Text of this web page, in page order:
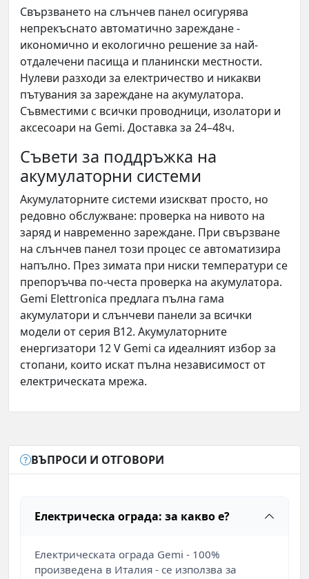
Свързването на слънчев панел осигурява
непрекъснато автоматично зареждане -
икономично и екологично решение за най-
отдалечени пасища и планински местности.
Нулеви разходи за електричество и никакви
пътувания за зареждане на акумулатора.
Съвместими с всички проводници, изолатори и
аксесоари на Gemi. Доставка за 24–48ч.
Съвети за поддръжка на
акумулаторни системи
Акумулаторните системи изискват просто, но
редовно обслужване: проверка на нивото на
заряд и навременно зареждане. При свързване
на слънчев панел този процес се автоматизира
напълно. През зимата при ниски температури се
препоръчва по-честа проверка на акумулатора.
Gemi Elettronica предлага пълна гама
акумулатори и слънчеви панели за всички
модели от серия B12. Акумулаторните
енергизатори 12 V Gemi са идеалният избор за
стопани, които искат пълна независимост от
електрическата мрежа.
ВЪПРОСИ И ОТГОВОРИ
Електрическа ограда: за какво е?
Електрическата ограда Gemi - 100%
произведена в Италия - се използва за